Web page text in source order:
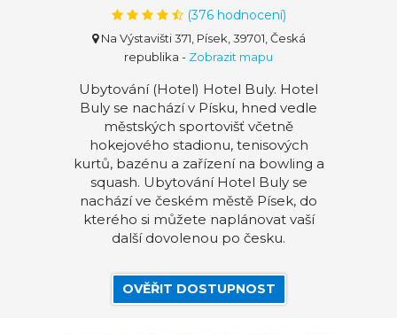
(376hodnocení)
Na Výstavišti 371, Písek, 39701, Česká
republika - Zobrazit mapu
Ubytování (Hotel) Hotel Buly. Hotel
Buly se nachází v Písku, hned vedle
městských sportovišť včetně
hokejového stadionu, tenisových
kurtů, bazénu a zařízení na bowling a
squash. Ubytování Hotel Buly se
nachází ve českém městě Písek, do
kterého si můžete naplánovat vaší
další dovolenou po česku.
OVĚŘIT DOSTUPNOST